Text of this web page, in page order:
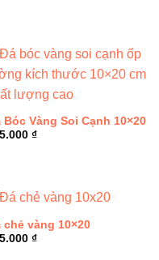
Bóc Vàng Soi Cạnh 10×20
₫
chẻ vàng 10×20
₫